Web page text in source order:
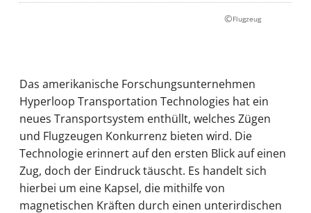
©Flugzeug
Das amerikanische Forschungsunternehmen
Hyperloop Transportation Technologies hat ein
neues Transportsystem enthüllt, welches Zügen
und Flugzeugen Konkurrenz bieten wird. Die
Technologie erinnert auf den ersten Blick auf einen
Zug, doch der Eindruck täuscht. Es handelt sich
hierbei um eine Kapsel, die mithilfe von
magnetischen Kräften durch einen unterirdischen